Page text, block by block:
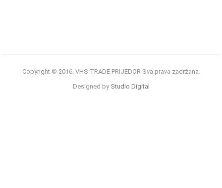
Copyright © 2016. VHS TRADE PRIJEDOR Sva prava zadržana.
Designed by Studio Digital